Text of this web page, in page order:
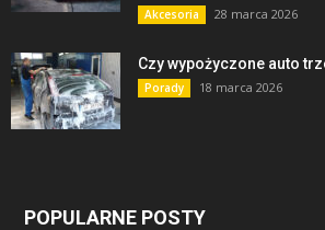
Akcesoria 28 marca 2026
Czy wypożyczone auto
Porady 18 marca 2026
POPULARNE POSTY